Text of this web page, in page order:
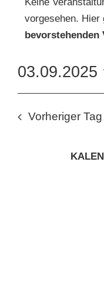
NACH:
FÜR
2025
Hinweis
vorgesehen. Hier
bevorstehenden
03.09.2025
Datum
Vorheriger Tag